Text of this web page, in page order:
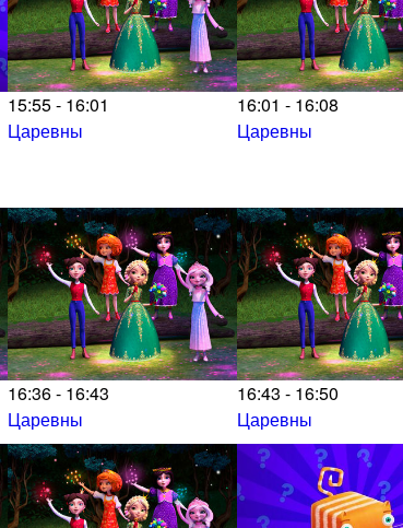
15:55 - 16:01
Царевны
16:01 - 16:08
Царевны
16:36 - 16:43
Царевны
16:43 - 16:50
Царевны